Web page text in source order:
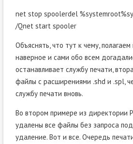
net stop spoolerdel
/Qnet start spooler
Объяснять, что тут к чему,
наверное и сами обо всем
останавливает службу печати,
файлы с расширениями .shd и .spl,
службу печати вновь.
Во втором примере из директории
удалены все файлы без запроса
удаление. Вот и все. Очередь